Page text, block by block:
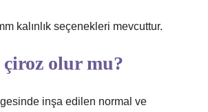
kalınlık seçenekleri mevcuttur.
olur mu?
inşa edilen normal ve